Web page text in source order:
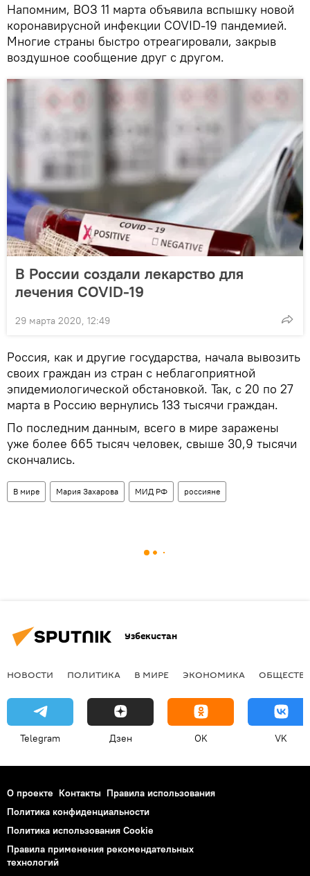
Напомним, ВОЗ 11 марта объявила вспышку новой
коронавирусной инфекции COVID-19 пандемией.
Многие страны быстро отреагировали, закрыв
воздушное сообщение друг с другом.
В России создали лекарство для
лечения COVID-19
29 марта 2020, 12:49
Россия, как и другие государства, начала вывозить
своих граждан из стран с неблагоприятной
эпидемиологической обстановкой. Так, с 20 по 27
марта в Россию вернулись 133 тысячи граждан.
По последним данным, всего в мире заражены
уже более 665 тысяч человек, свыше 30,9 тысячи
скончались.
В мире Мария Захарова МИД РФ россияне
Узбекистан
НОВОСТИ ПОЛИТИКА В МИРЕ ЭКОНОМИКА
Telegram Дзен OK VK
О проекте Контакты Правила использования
Политика конфиденциальности
Политика использования Cookie
Правила применения рекомендательных
технологий